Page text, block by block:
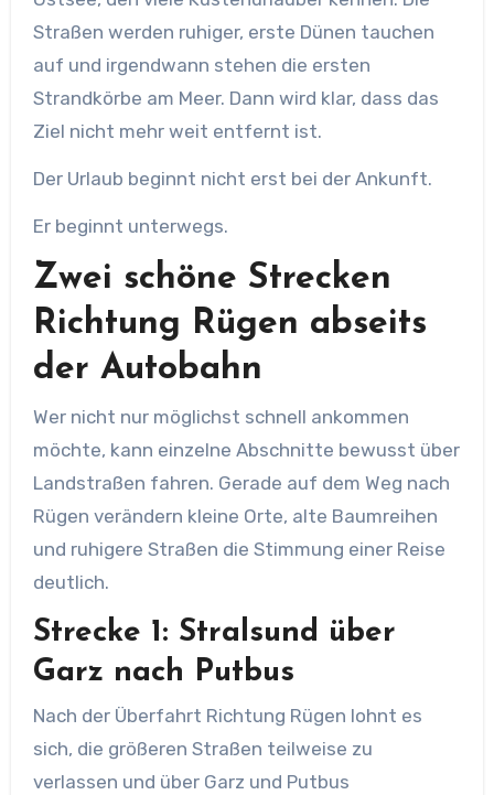
Straßen werden ruhiger, erste Dünen tauchen
auf und irgendwann stehen die ersten
Strandkörbe am Meer. Dann wird klar, dass das
Ziel nicht mehr weit entfernt ist.
Der Urlaub beginnt nicht erst bei der Ankunft.
Er beginnt unterwegs.
Zwei schöne Strecken
Richtung Rügen abseits
der Autobahn
Wer nicht nur möglichst schnell ankommen
möchte, kann einzelne Abschnitte bewusst über
Landstraßen fahren. Gerade auf dem Weg nach
Rügen verändern kleine Orte, alte Baumreihen
und ruhigere Straßen die Stimmung einer Reise
deutlich.
Strecke 1: Stralsund über
Garz nach Putbus
Nach der Überfahrt Richtung Rügen lohnt es
sich, die größeren Straßen teilweise zu
verlassen und über Garz und Putbus